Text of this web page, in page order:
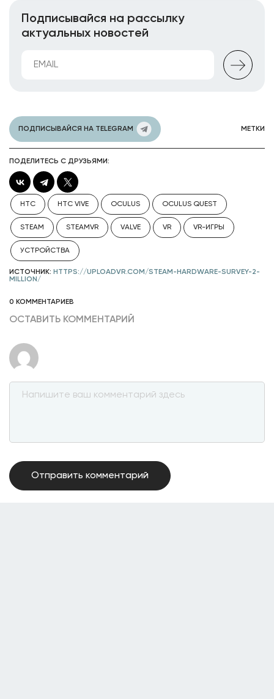
Подписывайся на рассылку
актуальных новостей
ПОДПИСЫВАЙСЯ НА TELEGRAM МЕТКИ
ПОДЕЛИТЕСЬ С ДРУЗЬЯМИ:
HTC HTC VIVE OCULUS OCULUS QUEST
STEAM STEAMVR VALVE VR VR-ИГРЫ
УСТРОЙСТВА
ИСТОЧНИК: HTTPS://UPLOADVR.COM/STEAM-HARDWARE-SURVEY-2-
MILLION/
0 КОММЕНТАРИЕВ
ОСТАВИТЬ КОММЕНТАРИЙ